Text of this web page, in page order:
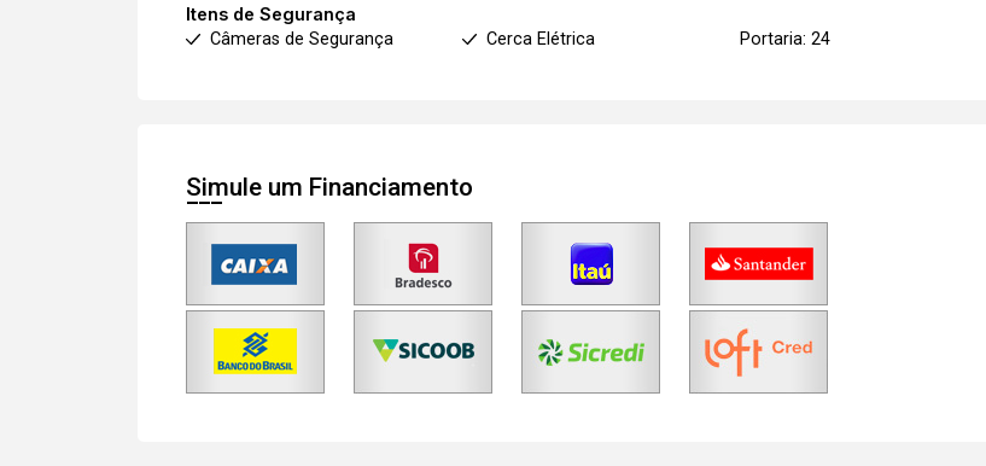
Itens de Segurança
Câmeras de Segurança
Cerca Elétrica Portaria: 24
Simule um Financiamento